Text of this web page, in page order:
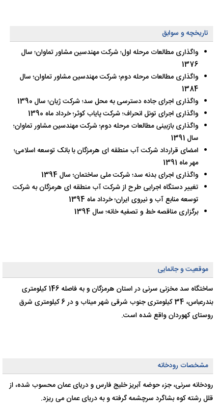
تاریخچه و سوابق
واگذاری مطالعات مرحله اول؛ شرکت مهندسین مشاور تماوان؛ سال
1376
واگذاری مطالعات مرحله دوم؛ شرکت مهندسین مشاور تماوان؛ سال
1384
واگذاری اجرای جاده دسترسی به محل سد؛ شرکت ژیان؛ سال 1390
واگذاری اجرای تونل انحراف؛ شرکت پایاب کوثر؛ خرداد ماه 1390
واگذاری بازبینی مطالعات مرحله دوم؛ شرکت مهندسین مشاور تماوان؛
سال 1391
امضای قرارداد شرکت آب منطقه ای هرمزگان با بانک توسعه اسلامی؛
مهر ماه 1391
واگذاری اجرای بدنه سد؛ شرکت ملی ساختمان؛ سال 1394
تغییر دستگاه اجرایی طرح از شرکت آب منطقه ای هرمزگان به شرکت
توسعه منابع آب و نیروی ایران؛ خرداد ماه 1394
برگزاری مناقصه خط و تصفیه خانه؛ سال 1394
موقعیت و جانمایی
ساختگاه سد مخزنی سرنی در استان هرمزگان و به فاصله 146 کیلومتری
بندرعباس، 34 کیلومتری جنوب شرقی شهر میناب و در 6 کیلومتری شرق
روستای کهوردان واقع شده است.
مشخصات رودخانه
رودخانه سرنی، جزء حوضه آبریز خلیج فارس و دریای عمان محسوب شده، از
قلل رشته کوه بشاگرد سرچشمه گرفته و به دریای عمان می ریزد.